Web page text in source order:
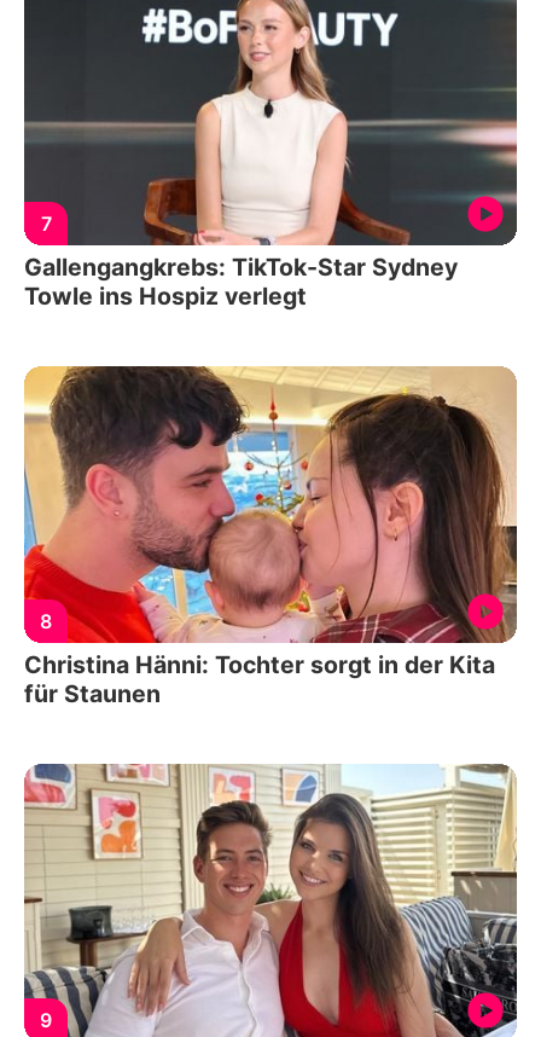
7
Gallengangkrebs: TikTok-Star Sydney
Towle ins Hospiz verlegt
8
Christina Hänni: Tochter sorgt in der Kita
für Staunen
9